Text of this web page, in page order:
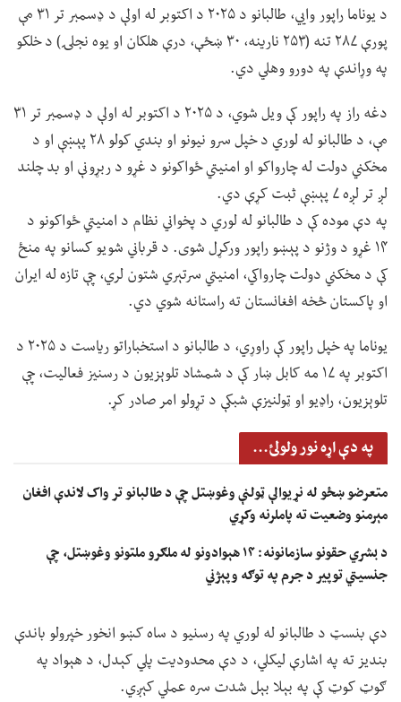
د یوناما راپور وايي، طالبانو د ۲۰۲۵ د اکتوبر له اولې د ډسمبر تر ۳۱ مې
پورې ۲۸۷ تنه (۲۵۳ نارینه، ۳۰ ښځې، درې هلکان او یوه نجلۍ) د خلکو
په وړاندې په دورو وهلي دي.
دغه راز په راپور کې ویل شوي، د ۲۰۲۵ د اکتوبر له اولې د ډسمبر تر ۳۱
مې، د طالبانو له لوري د خپل سرو نیونو او بندي کولو ۲۸ پېښې او د
مخکني دولت له چارواکو او امنیتي ځواکونو د غړو د ربړونې او بد چلند
لږ تر لږه ۷ پېښې ثبت کړې دي.
په دې موده کې د طالبانو له لوري د پخواني نظام د امنیتي ځواکونو د
۱۴ غړو د وژنو د پېښو راپور ورکړل شوی. د قرباني شویو کسانو په منځ
کې د مخکني دولت چارواکي، امنیتي سرتېري شتون لري، چې تازه له ایران
او پاکستان څخه افغانستان ته راستانه شوي دي.
یوناما په خپل راپور کې راوړي، د طالبانو د استخباراتو ریاست د ۲۰۲۵ د
اکتوبر په ۱۷ مه کابل ښار کې د شمشاد تلوېزیون د رسنیز فعالیت، چې
تلوېزیون، راډیو او ټولنیزې شبکې د تړولو امر صادر کړ.
په دې اړه نور ولولئ...
متعرضو ښځو له نړیوالې ټولنې وغوښتل چې د طالبانو تر واک لاندې افغان
مېرمنو وضعیت ته پاملرنه وکړي
د بشري حقونو سازمانونه: ۱۴ هېوادونو له ملګرو ملتونو وغوښتل، چې
جنسیتي توپير د جرم په توګه وپېژني
دې بنسټ د طالبانو له لوري په رسنیو د ساه کښو انخور خپرولو باندې
بندیز ته په اشارې لیکلي، د دې محدودیت پلي کېدل، د هېواد په
ګوټ کوټ کې په بېلا بېل شدت سره عملي کېږي.